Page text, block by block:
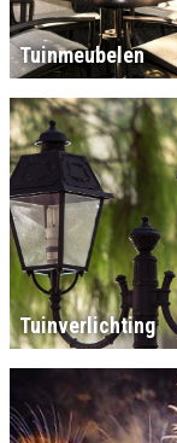
Tuinmeubelen
Tuinverlichting